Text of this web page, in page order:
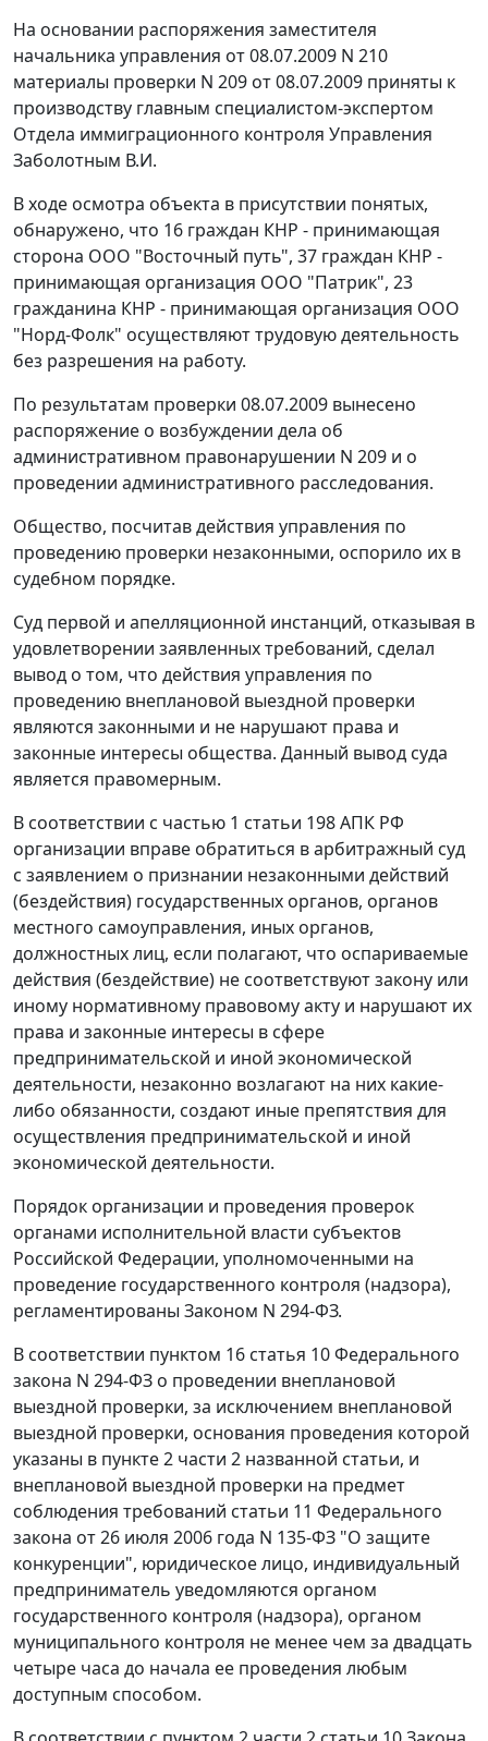
На основании распоряжения заместителя
начальника управления от 08.07.2009 N 210
материалы проверки N 209 от 08.07.2009 приняты к
производству главным специалистом-экспертом
Отдела иммиграционного контроля Управления
Заболотным В.И.
В ходе осмотра объекта в присутствии понятых,
обнаружено, что 16 граждан КНР - принимающая
сторона ООО "Восточный путь", 37 граждан КНР -
принимающая организация ООО "Патрик", 23
гражданина КНР - принимающая организация ООО
"Норд-Фолк" осуществляют трудовую деятельность
без разрешения на работу.
По результатам проверки 08.07.2009 вынесено
распоряжение о возбуждении дела об
административном правонарушении N 209 и о
проведении административного расследования.
Общество, посчитав действия управления по
проведению проверки незаконными, оспорило их в
судебном порядке.
Суд первой и апелляционной инстанций, отказывая в
удовлетворении заявленных требований, сделал
вывод о том, что действия управления по
проведению внеплановой выездной проверки
являются законными и не нарушают права и
законные интересы общества. Данный вывод суда
является правомерным.
В соответствии с частью 1 статьи 198АПК РФ
организации вправе обратиться в арбитражный суд
с заявлением о признании незаконными действий
(бездействия) государственных органов, органов
местного самоуправления, иных органов,
должностных лиц, если полагают, что оспариваемые
действия (бездействие) не соответствуют закону или
иному нормативному правовому акту и нарушают их
права и законные интересы в сфере
предпринимательской и иной экономической
деятельности, незаконно возлагают на них какие-
либо обязанности, создают иные препятствия для
осуществления предпринимательской и иной
экономической деятельности.
Порядок организации и проведения проверок
органами исполнительной власти субъектов
Российской Федерации, уполномоченными на
проведение государственного контроля (надзора),
регламентированы Законом N 294-ФЗ.
В соответствии пунктом 16 статья 10Федерального
закона N 294-ФЗ о проведении внеплановой
выездной проверки, за исключением внеплановой
выездной проверки, основания проведения которой
указаны в пункте 2 части 2 названной статьи, и
внеплановой выездной проверки на предмет
соблюдения требований статьи 11 Федерального
закона от 26 июля 2006 года N 135-ФЗ "О защите
конкуренции", юридическое лицо, индивидуальный
предприниматель уведомляются органом
государственного контроля (надзора), органом
муниципального контроля не менее чем за двадцать
четыре часа до начала ее проведения любым
доступным способом.